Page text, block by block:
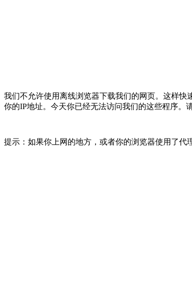
我们不允许使用离线浏览器下载我们的网页。这样
你的IP地址。今天你已经无法访问我们的这些程序。
提示：如果你上网的地方，或者你的浏览器使用了代